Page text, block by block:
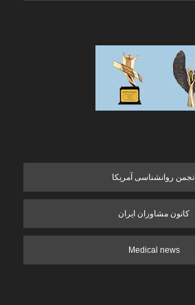
انجمن روانشناسی آمریکا
کانون مشاوران ایران
Medical news